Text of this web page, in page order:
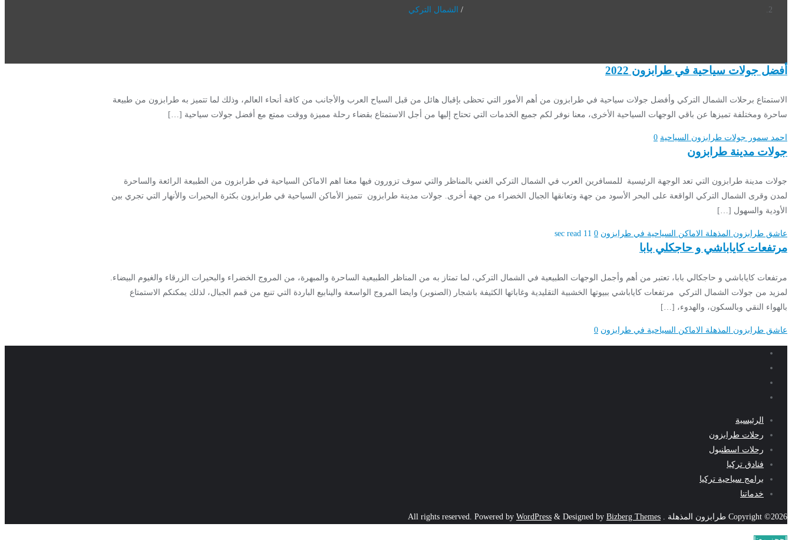
الشمال التركي
أفضل جولات سياحية في طرابزون 2022
الاستمتاع برحلات الشمال التركي وأفضل جولات سياحية في طرابزون من أهم الأمور التي تحظى بإقبال هائل من قبل السياح العرب والأجانب من كافة أنحاء العالم، وذلك لما تتميز به طرابزون من طبيعة
ساحرة ومختلفة تميزها عن باقي الوجهات السياحية الأخرى، معنا نوفر لكم جميع الخدمات التي تحتاج إليها من أجل الاستمتاع بقضاء رحلة مميزة ووقت ممتع مع أفضل جولات سياحية […]
احمد سمور جولات طرابزون السياحية 0
جولات مدينة طرابزون
جولات مدينة طرابزون التي تعد الوجهة الرئيسية للمسافرين العرب في الشمال التركي الغني بالمناظر والتي سوف تزورون فيها معنا اهم الاماكن السياحية في طرابزون من الطبيعة الرائعة والساحرة
لمدن وقرى الشمال التركي الواقعة على البحر الأسود من جهة وتعانقها الجبال الخضراء من جهة أخرى. جولات مدينة طرابزون تتميز الأماكن السياحية في طرابزون بكثرة البحيرات والأنهار التي تجري بين
الأودية والسهول […]
عاشق طرابزون المذهلة الاماكن السياحية في طرابزون 0
11 sec read
مرتفعات كاياباشي و حاجكلي بابا
مرتفعات كاياباشي و حاجكالي بابا، تعتبر من أهم وأجمل الوجهات الطبيعية في الشمال التركي، لما تمتاز به من المناظر الطبيعية الساحرة والمبهرة، من المروج الخضراء والبحيرات الزرقاء والغيوم البيضاء.
لمزيد من جولات الشمال التركي مرتفعات كاياباشي ببيوتها الخشبية التقليدية وغاباتها الكثيفة باشجار (الصنوبر) وايضا المروج الواسعة والينابيع الباردة التي تنبع من قمم الجبال، لذلك يمكنكم الاستمتاع
بالهواء النقي وبالسكون، والهدوء، […]
عاشق طرابزون المذهلة الاماكن السياحية في طرابزون 0
الرئيسية
رحلات طرابزون
رحلات اسطنبول
فنادق تركيا
برامج سياحية تركيا
خدماتنا
Copyright ©2026 طرابزون المذهلة . All rights reserved. Powered by WordPress & Designed by Bizberg Themes